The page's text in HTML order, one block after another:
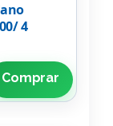
4
Comprar